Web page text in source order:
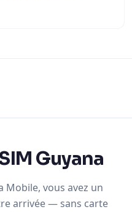
Guyana
Mobile, vous avez un
arrivée — sans carte